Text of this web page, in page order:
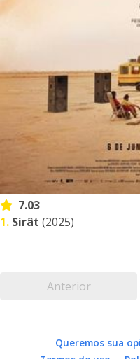
7.03
1. Sirât (2025)
Anterior
Queremos sua